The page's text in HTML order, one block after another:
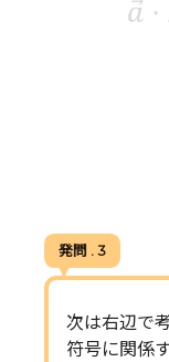
発問 . 3
次は右辺で
符号に関係